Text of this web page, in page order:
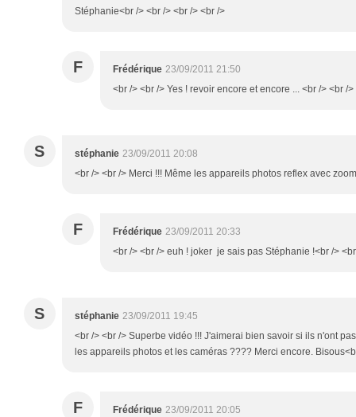
Stéphanie<br /> <br /> <br /> <br />
F Frédérique 23/09/2011 21:50
<br /> <br /> Yes ! revoir encore et encore ... <br /> <br />
S stéphanie 23/09/2011 20:08
<br /> <br /> Merci !!! Même les appareils photos reflex avec
F Frédérique 23/09/2011 20:33
<br /> <br /> euh ! joker je sais pas Stéphanie !<br />
S stéphanie 23/09/2011 19:45
<br /> <br /> Superbe vidéo !!! J'aimerai bien savoir si ils n'ont
les appareils photos et les caméras ???? Merci encore.
F Frédérique 23/09/2011 20:05